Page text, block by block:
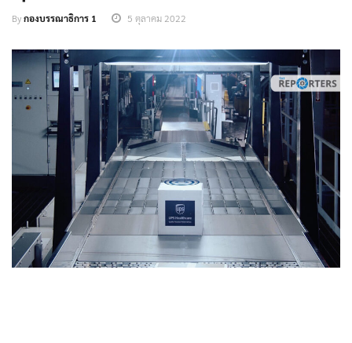
Byกองบรรณาธิการ 1 5 ตุลาคม 2022